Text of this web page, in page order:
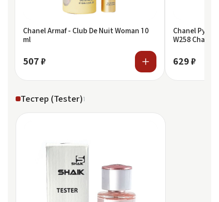
Chanel Armaf - Club De Nuit Woman 10
ml
507 ₽
Chanel
W258 Chanel
629 ₽
Тестер (Tester)1